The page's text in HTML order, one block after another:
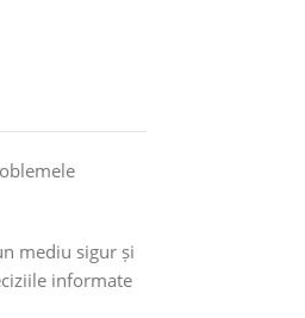
mediu sigur și
informate